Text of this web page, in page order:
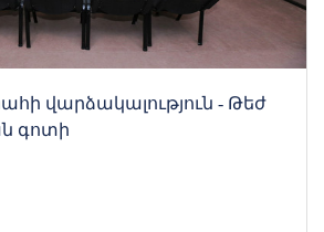
վարձակալություն - Թեժ
գոտի